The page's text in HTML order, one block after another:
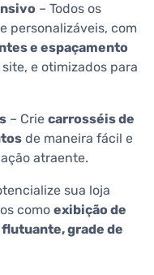
– Todos os
personalizáveis, com
e espaçamento
e otimizados para
– Crie carrosséis de
de maneira fácil e
atraente.
sua loja
como exibição de
grade de